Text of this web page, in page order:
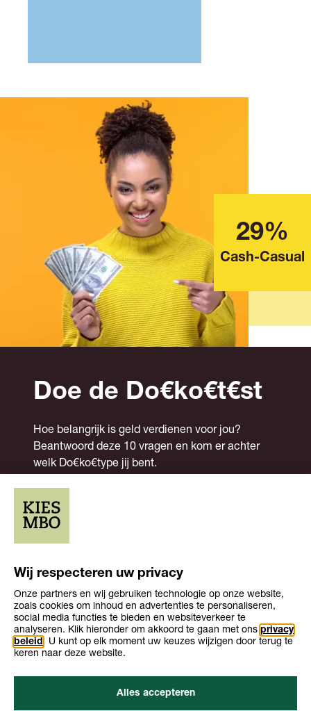
Doe de Do€ko€t€st
Hoe belangrijk is geld verdienen voor jou?
Beantwoord deze 10 vragen en kom er achter
welk Do€ko€type jij bent.
Start de test
29%
Cash-Casual
Wij respecteren uw privacy
Onze partners en wij gebruiken technologie op onze website,
zoals cookies om inhoud en advertenties te personaliseren,
social media functies te bieden en websiteverkeer te
analyseren. Klik hieronder om akkoord te gaan met ons privacy
beleid . U kunt op elk moment uw keuzes wijzigen door terug te
keren naar deze website.
Alles accepteren